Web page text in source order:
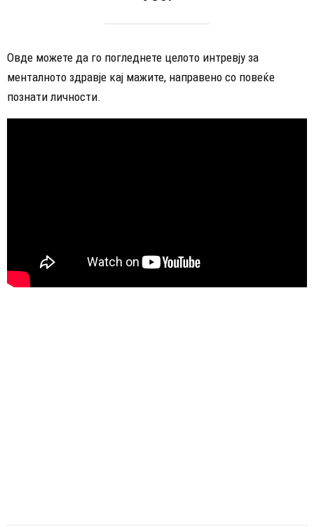
Овде можете да го погледнете целото интревју за
менталното здравје кај мажите, направено со повеќе
познати личности.